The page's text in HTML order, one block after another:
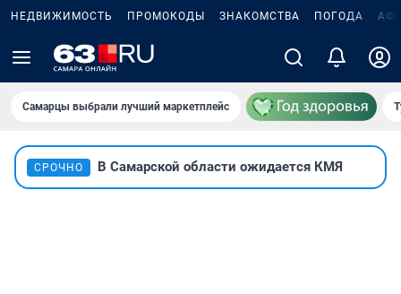
НЕДВИЖИМОСТЬ ПРОМОКОДЫ ЗНАКОМСТВА ПОГОДА
Самарцы выбрали лучший маркетплейс
СРОЧНО В Самарской области ожидается КМЯ